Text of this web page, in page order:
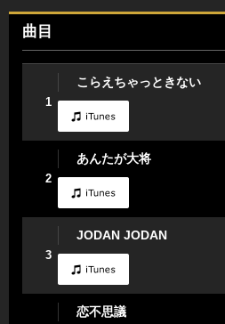
曲目
1
こらえちゃっときない
2
あんたが大将
3
JODAN JODAN
恋不思議